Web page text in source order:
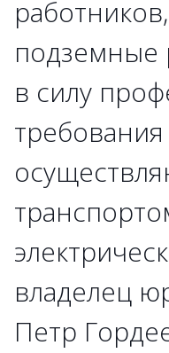
подземные
в силу
владелец
Петр